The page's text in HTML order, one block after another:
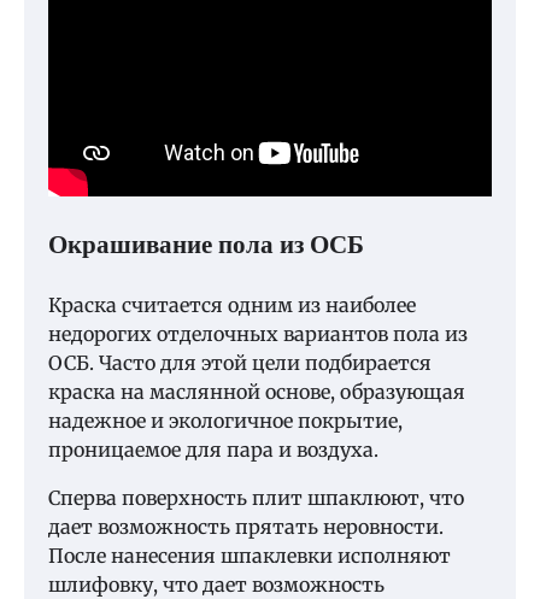
Окрашивание пола из ОСБ
Краска считается одним из наиболее
недорогих отделочных вариантов пола из
ОСБ. Часто для этой цели подбирается
краска на маслянной основе, образующая
надежное и экологичное покрытие,
проницаемое для пара и воздуха.
Сперва поверхность плит шпаклюют, что
дает возможность прятать неровности.
После нанесения шпаклевки исполняют
шлифовку, что дает возможность